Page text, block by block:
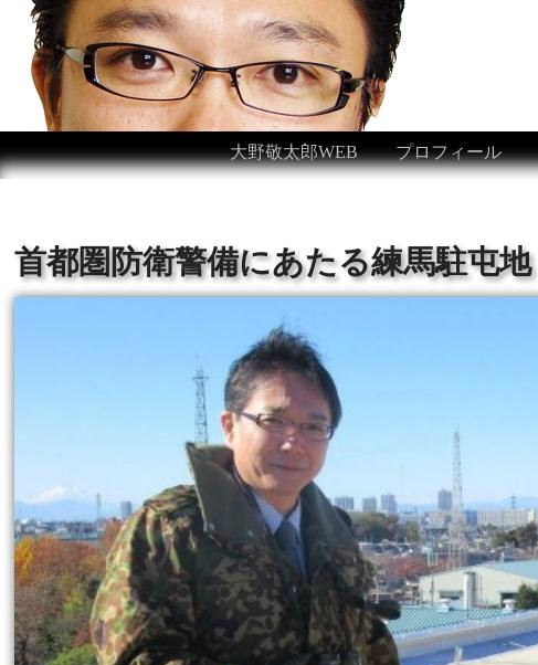
大野敬太郎WEB プロフィール
首都圏防衛警備にあたる練馬駐屯地